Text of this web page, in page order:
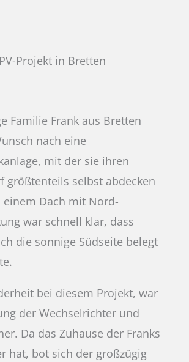
PV-Projekt in Bretten
Familie Frank aus Bretten
nach eine
mit der sie ihren
größtenteils selbst abdecken
einem Dach mit Nord-
war schnell klar, dass
die sonnige Südseite belegt
bei diesem Projekt, war
der Wechselrichter und
Da das Zuhause der Franks
hat, bot sich der großzügig